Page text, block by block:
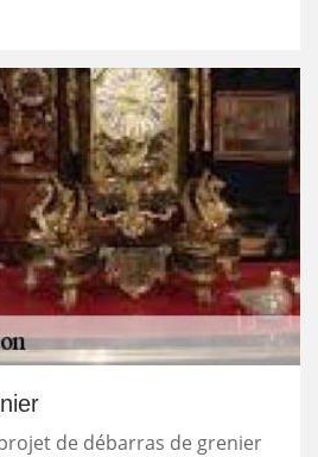
de débarras de grenier